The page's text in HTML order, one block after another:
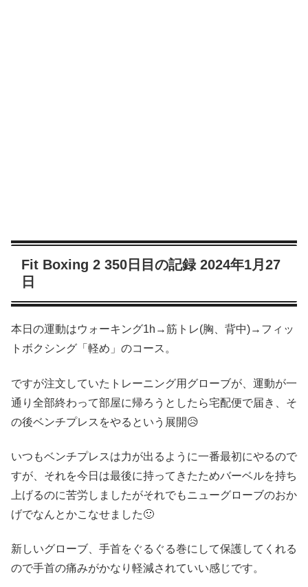
Fit Boxing 2 350日目の記録 2024年1月27
日
本日の運動はウォーキング1h→筋トレ(胸、背中)→フィッ
トボクシング「軽め」のコース。
ですが注文していたトレーニング用グローブが、運動が一
通り全部終わって部屋に帰ろうとしたら宅配便で届き、そ
の後ベンチプレスをやるという展開😥
いつもベンチプレスは力が出るように一番最初にやるので
すが、それを今日は最後に持ってきたためバーベルを持ち
上げるのに苦労しましたがそれでもニューグローブのおか
げでなんとかこなせました🙂
新しいグローブ、手首をぐるぐる巻にして保護してくれる
ので手首の痛みがかなり軽減されていい感じです。